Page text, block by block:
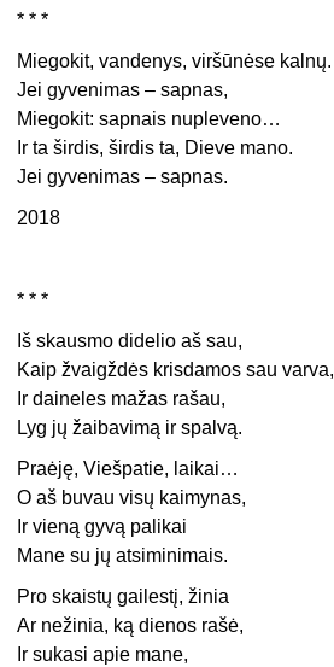
* * *
Miegokit, vandenys, viršūnėse kalnų.
Jei gyvenimas – sapnas,
Miegokit: sapnais nupleveno…
Ir ta širdis, širdis ta, Dieve mano.
Jei gyvenimas – sapnas.
2018
* * *
Iš skausmo didelio aš sau,
Kaip žvaigždės krisdamos sau varva,
Ir daineles mažas rašau,
Lyg jų žaibavimą ir spalvą.
Praėję, Viešpatie, laikai…
O aš buvau visų kaimynas,
Ir vieną gyvą palikai
Mane su jų atsiminimais.
Pro skaistų gailestį, žinia
Ar nežinia, ką dienos rašė,
Ir sukasi apie mane,